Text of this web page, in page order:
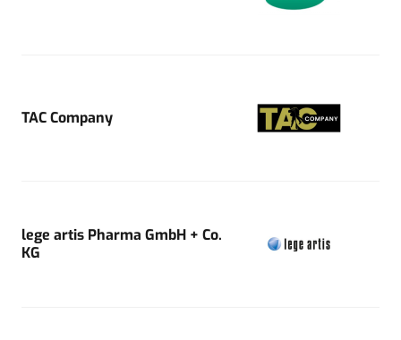
TAC Company
lege artis Pharma GmbH + Co.
KG